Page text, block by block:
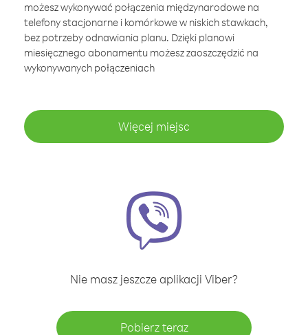
możesz wykonywać połączenia międzynarodowe na
telefony stacjonarne i komórkowe w niskich stawkach,
bez potrzeby odnawiania planu. Dzięki planowi
miesięcznego abonamentu możesz zaoszczędzić na
wykonywanych połączeniach
Więcej miejsc
Nie masz jeszcze aplikacji Viber?
Pobierz teraz